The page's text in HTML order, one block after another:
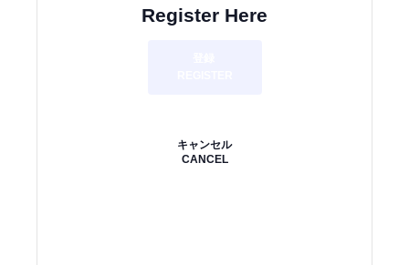
Register Here
キャンセル
CANCEL